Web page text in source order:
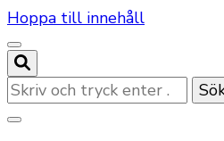
Hoppa till innehåll
Letar
du
efter